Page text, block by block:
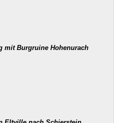
mit Burgruine Hohenurach